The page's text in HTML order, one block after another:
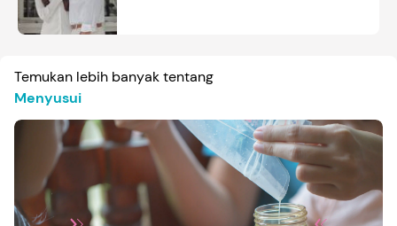
Temukan lebih banyak tentang
Menyusui